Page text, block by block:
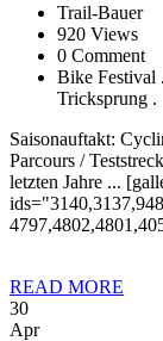
Trail-Bauer
920 Views
0 Comment
Bike Festival
Tricksprung .
Saisonauftakt:
Parcours /
letzten Jahre ...
READ MORE
30
Apr